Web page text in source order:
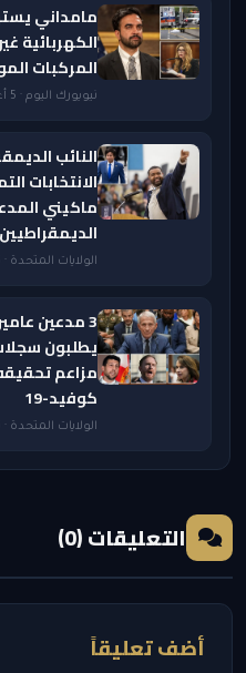
مامداني
الكهربائية
المركبات
نيويورك اليوم · 5 أغسطس 2026 — 6:50 PM
النائب
الانتخابات
ماكيني
الولايات المتحدة · 5 أغسطس 2026 — 10:35 AM
3 مدعين
يطلبون
مزاعم
كوفيد-19
الولايات المتحدة · 6 أغسطس 2026 — 11:50 AM
التعليقات (0)
أضف تعليقاً